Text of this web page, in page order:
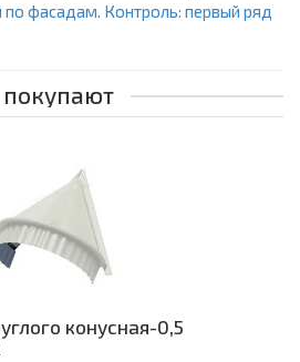
по фасадам. Контроль: первый ряд
конусная-0,5